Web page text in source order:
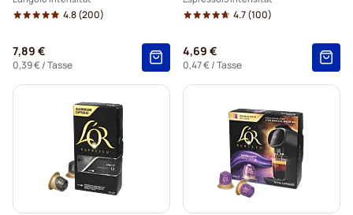
4.8(200)
7,89 €
0,39 €/ Tasse
4.7(100)
4,69 €
0,47 €/ Tasse